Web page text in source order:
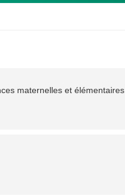
maternelles et élémentaires.